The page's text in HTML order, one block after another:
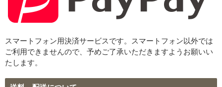
スマートフォン用決済サービスです。スマートフォン以外では
ご利用できませんので、予めご了承いただきますようお願いい
たします。